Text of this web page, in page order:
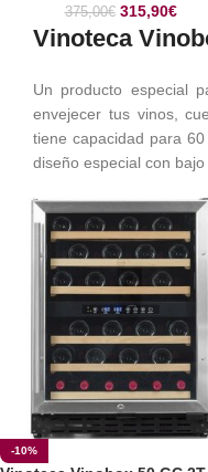
375,00€ 315,90€
Vinoteca
Un producto especial
envejecer tus vinos,
tiene capacidad para
diseño especial con bajo
-10%